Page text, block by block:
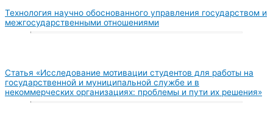
Технология научно обоснованного управления государством и
межгосударственными отношениями
Статья «Исследование мотивации студентов для работы на
государственной и муниципальной службе и в
некоммерческих организациях: проблемы и пути их решения»